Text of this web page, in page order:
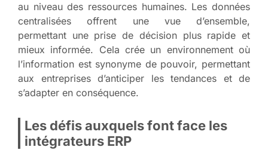
au niveau des ressources humaines. Les données
centralisées offrent une vue d’ensemble,
permettant une prise de décision plus rapide et
mieux informée. Cela crée un environnement où
l’information est synonyme de pouvoir, permettant
aux entreprises d’anticiper les tendances et de
s’adapter en conséquence.
Les défis auxquels font face les
intégrateurs ERP